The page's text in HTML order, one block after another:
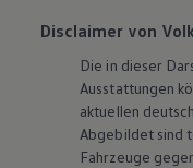
Disclaimer von
Die in dieser
Ausstattungen
aktuellen
Abgebildet sind
Fahrzeuge